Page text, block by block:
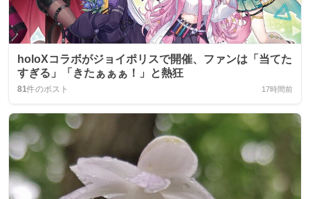
holoXコラボがジョイポリスで開催、ファンは「当てた
すぎる」「きたぁぁぁ！」と熱狂
81件のポスト 17時間前